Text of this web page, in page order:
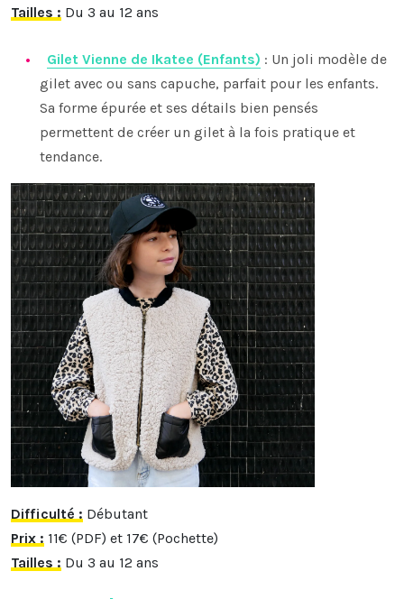
Tailles : Du 3 au 12 ans
Gilet Vienne de Ikatee (Enfants) : Un joli modèle de
gilet avec ou sans capuche, parfait pour les enfants.
Sa forme épurée et ses détails bien pensés
permettent de créer un gilet à la fois pratique et
tendance.
Difficulté : Débutant
Prix : 11€ (PDF) et 17€ (Pochette)
Tailles : Du 3 au 12 ans